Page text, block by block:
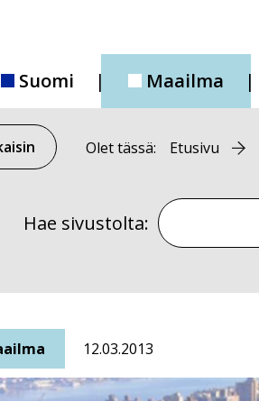
Suomi Maailma
Olet tässä: Etusivu
Hae sivustolta: Hae sivustolta
12.03.2013